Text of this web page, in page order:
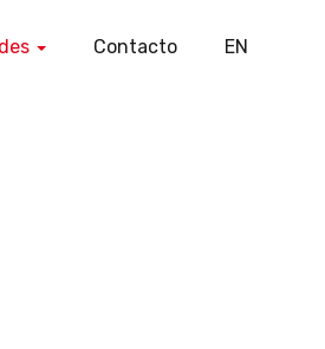
Contacto EN